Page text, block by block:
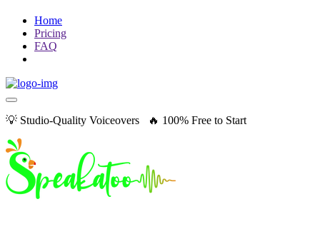
Home
Pricing
FAQ
💡 Studio-Quality Voiceovers 🔥 100% Free to Start